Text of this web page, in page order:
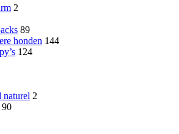
2
89
honden 144
124
naturel 2
90